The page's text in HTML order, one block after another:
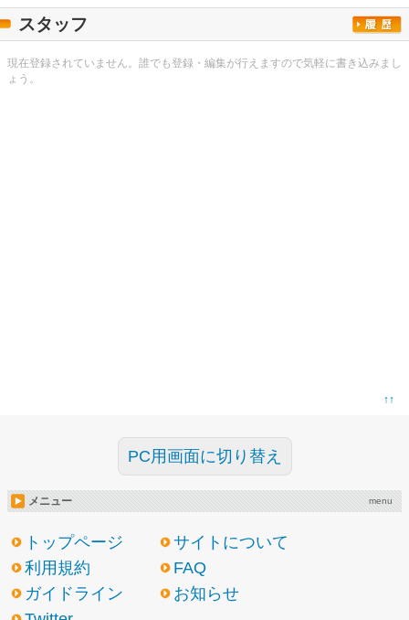
スタッフ
現在登録されていません。誰でも登録・編集が行えますので気軽に書き込みまし
ょう。
↑↑
PC用画面に切り替え
メニュー menu
トップページ
サイトについて
利用規約
FAQ
ガイドライン
お知らせ